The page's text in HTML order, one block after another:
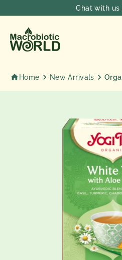
content
Chat with us
Home New Arrivals